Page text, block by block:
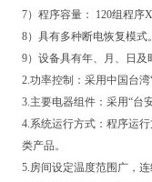
7）程序容量： 120组程序
8）具有多种断电恢复模
9）设备具有年、月、日
2.功率控制：采用中国台
3.主要电器组件：采用“台
4.系统运行方式：程序运
类产品。
5.房间设定温度范围广，